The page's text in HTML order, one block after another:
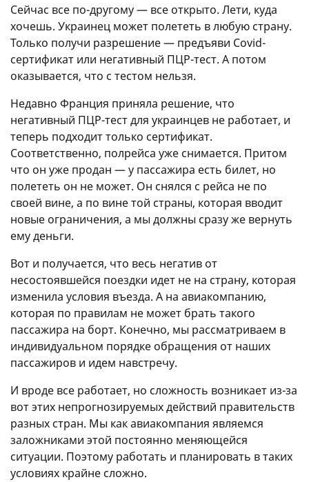
Сейчас все по-другому — все открыто. Лети, куда
хочешь. Украинец может полететь в любую страну.
Только получи разрешение — предъяви Covid-
сертификат или негативный ПЦР-тест. А потом
оказывается, что с тестом нельзя.
Недавно Франция приняла решение, что
негативный ПЦР-тест для украинцев не работает, и
теперь подходит только сертификат.
Соответственно, полрейса уже снимается. Притом
что он уже продан — у пассажира есть билет, но
полететь он не может. Он снялся с рейса не по
своей вине, а по вине той страны, которая вводит
новые ограничения, а мы должны сразу же вернуть
ему деньги.
Вот и получается, что весь негатив от
несостоявшейся поездки идет не на страну, которая
изменила условия въезда. А на авиакомпанию,
которая по правилам не может брать такого
пассажира на борт. Конечно, мы рассматриваем в
индивидуальном порядке обращения от наших
пассажиров и идем навстречу.
И вроде все работает, но сложность возникает из-за
вот этих непрогнозируемых действий правительств
разных стран. Мы как авиакомпания являемся
заложниками этой постоянно меняющейся
ситуации. Поэтому работать и планировать в таких
условиях крайне сложно.